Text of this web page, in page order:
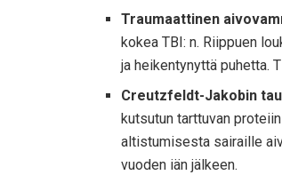
Traumaattinen
kokea TBI: n. Riippuen
ja heikentynyttä puhetta.
Creutzfeldt-Jakobin
kutsutun tarttuvan
altistumisesta sairaille
vuoden iän jälkeen.